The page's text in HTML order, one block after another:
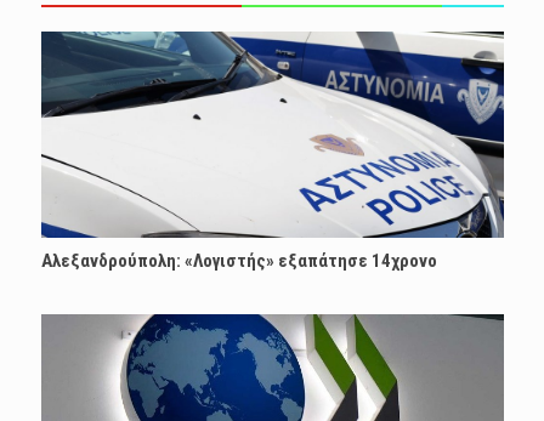
Αλεξανδρούπολη: «Λογιστής» εξαπάτησε 14χρονο